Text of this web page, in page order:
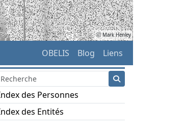
ⓒ Mark Henley
OBELIS Blog Liens
des Personnes
des Entités